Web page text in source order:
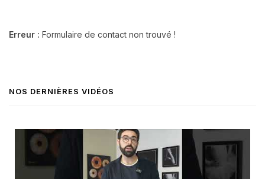
Erreur : Formulaire de contact non trouvé !
NOS DERNIÈRES VIDÉOS